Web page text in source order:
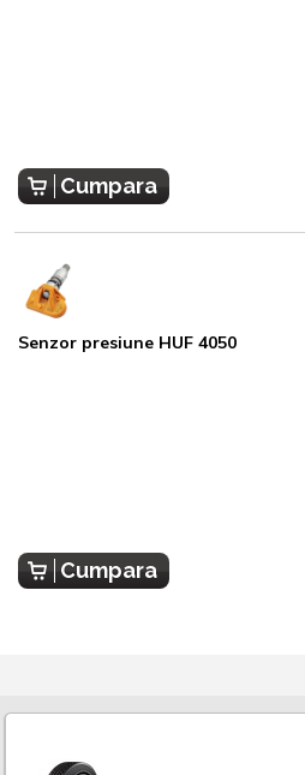
Cumpara
Senzor presiune HUF 4050
Cumpara